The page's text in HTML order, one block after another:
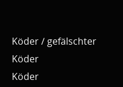
Köder / gefälschter
Köder
Köder